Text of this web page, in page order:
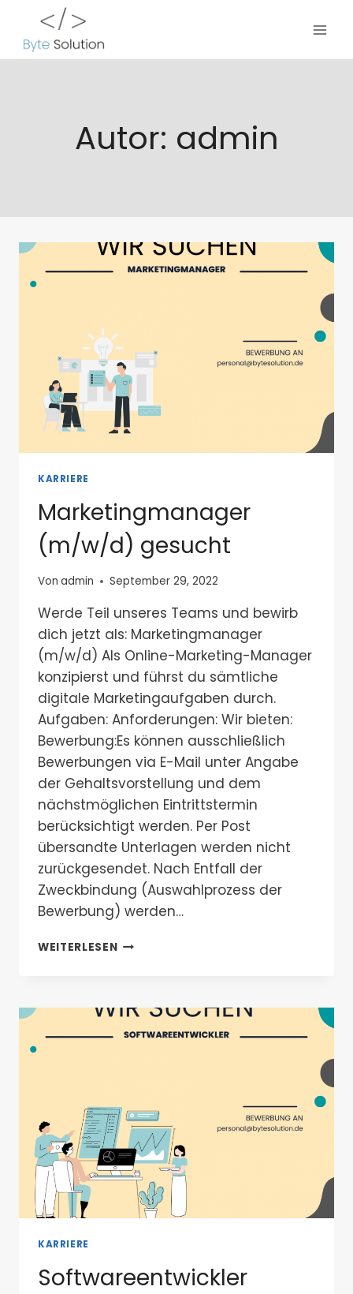
springen
Autor: admin
KARRIERE
Marketingmanager
(m/w/d) gesucht
Von admin September 29, 2022
Werde Teil unseres Teams und bewirb
dich jetzt als: Marketingmanager
(m/w/d) Als Online-Marketing-Manager
konzipierst und führst du sämtliche
digitale Marketingaufgaben durch.
Aufgaben: Anforderungen: Wir bieten:
Bewerbung:Es können ausschließlich
Bewerbungen via E-Mail unter Angabe
der Gehaltsvorstellung und dem
nächstmöglichen Eintrittstermin
berücksichtigt werden. Per Post
übersandte Unterlagen werden nicht
zurückgesendet. Nach Entfall der
Zweckbindung (Auswahlprozess der
Bewerbung) werden…
WEITERLESENMARKETINGMANAGER
KARRIERE
Softwareentwickler